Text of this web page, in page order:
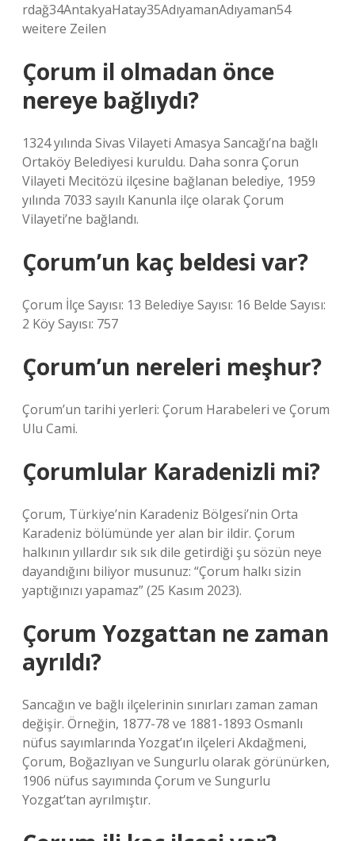
rdağ34AntakyaHatay35AdıyamanAdıyaman54
weitere Zeilen
Çorum il olmadan önce
nereye bağlıydı?
1324 yılında Sivas Vilayeti Amasya Sancağı’na bağlı
Ortaköy Belediyesi kuruldu. Daha sonra Çorun
Vilayeti Mecitözü ilçesine bağlanan belediye, 1959
yılında 7033 sayılı Kanunla ilçe olarak Çorum
Vilayeti’ne bağlandı.
Çorum’un kaç beldesi var?
Çorum İlçe Sayısı: 13 Belediye Sayısı: 16 Belde Sayısı:
2 Köy Sayısı: 757
Çorum’un nereleri meşhur?
Çorum’un tarihi yerleri: Çorum Harabeleri ve Çorum
Ulu Cami.
Çorumlular Karadenizli mi?
Çorum, Türkiye’nin Karadeniz Bölgesi’nin Orta
Karadeniz bölümünde yer alan bir ildir. Çorum
halkının yıllardır sık ​​sık dile getirdiği şu sözün neye
dayandığını biliyor musunuz: “Çorum halkı sizin
yaptığınızı yapamaz” (25 Kasım 2023).
Çorum Yozgattan ne zaman
ayrıldı?
Sancağın ve bağlı ilçelerinin sınırları zaman zaman
değişir. Örneğin, 1877-78 ve 1881-1893 Osmanlı
nüfus sayımlarında Yozgat’ın ilçeleri Akdağmeni,
Çorum, Boğazlıyan ve Sungurlu olarak görünürken,
1906 nüfus sayımında Çorum ve Sungurlu
Yozgat’tan ayrılmıştır.